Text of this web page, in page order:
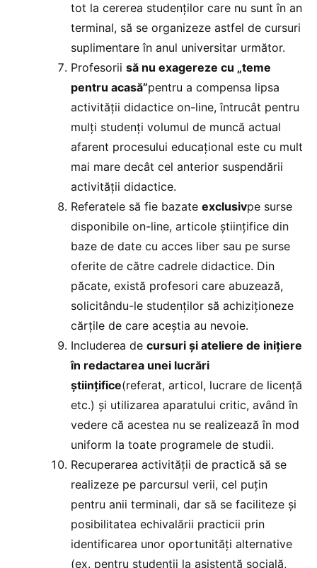
tot la cererea studenților care nu sunt în an
terminal, să se organizeze astfel de cursuri
suplimentare în anul universitar următor.
Profesorii să nu exagereze cu „teme
pentru acasă”pentru a compensa lipsa
activității didactice on-line, întrucât pentru
mulți studenți volumul de muncă actual
afarent procesului educațional este cu mult
mai mare decât cel anterior suspendării
activității didactice.
Referatele să fie bazate exclusivpe surse
disponibile on-line, articole științifice din
baze de date cu acces liber sau pe surse
oferite de către cadrele didactice. Din
păcate, există profesori care abuzează,
solicitându-le studenților să achiziționeze
cărțile de care aceștia au nevoie.
Includerea de cursuri și ateliere de inițiere
în redactarea unei lucrări
științifice(referat, articol, lucrare de licență
etc.) și utilizarea aparatului critic, având în
vedere că acestea nu se realizează în mod
uniform la toate programele de studii.
Recuperarea activității de practică să se
realizeze pe parcursul verii, cel puţin
pentru anii terminali, dar să se faciliteze și
posibilitatea echivalării practicii prin
identificarea unor oportunități alternative
(ex. pentru studenții la asistență socială,